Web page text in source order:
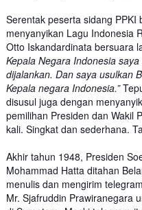
Serentak peserta sidang
menyanyikan Lagu Indonesia
Otto Iskandardinata bersuara
Kepala Negara Indonesia
dijalankan. Dan saya usulkan
Kepala negara Indonesia.”
disusul juga dengan
pemilihan Presiden dan Wakil
kali. Singkat dan sederhana.
Akhir tahun 1948, Presiden
Mohammad Hatta ditahan
menulis dan mengirim
Mr. Sjafruddin Prawiranegara